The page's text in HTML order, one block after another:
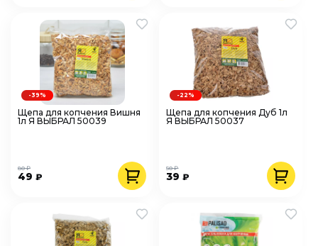
Щепа для копчения Вишня
1л Я ВЫБРАЛ 50039
49 ₽
80 ₽
-39%
Щепа для копчения Дуб 1л
Я ВЫБРАЛ 50037
39₽
50 ₽
-22%